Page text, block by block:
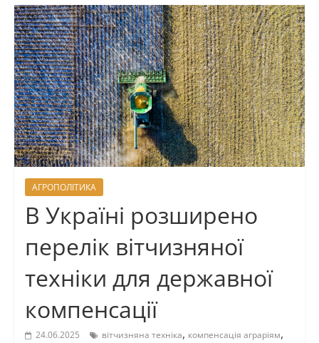
АГРОПОЛІТИКА
В Україні розширено
перелік вітчизняної
техніки для державної
компенсації
24.06.2025 вітчизняна техніка, компенсація аграріям,